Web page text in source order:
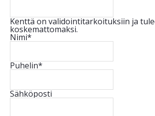
Kenttä on validointitarkoituksiin ja
koskemattomaksi.
Nimi*
Puhelin*
Sähköposti